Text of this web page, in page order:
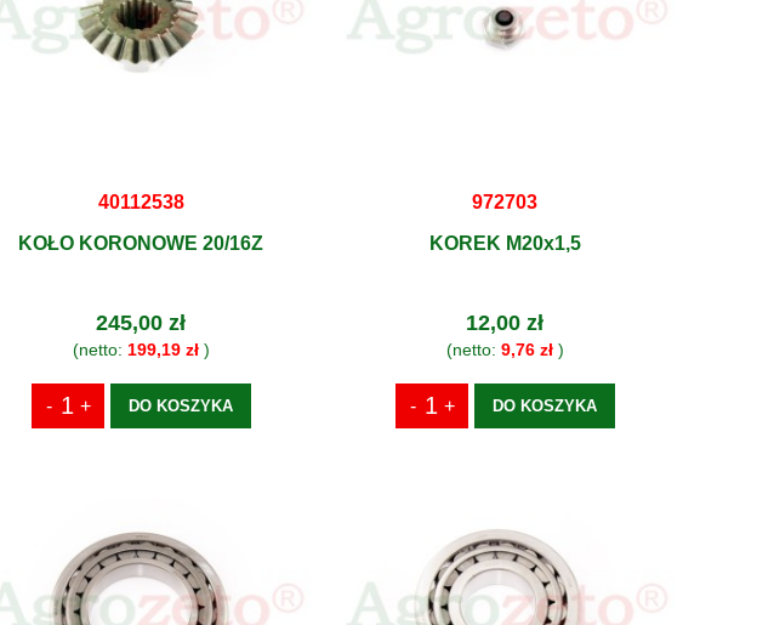
40112538
KOŁO KORONOWE 20/16Z
245,00 zł
(netto: 199,19 zł)
DO KOSZYKA
972703
KOREK M20x1,5
12,00 zł
(netto: 9,76 zł)
DO KOSZYKA